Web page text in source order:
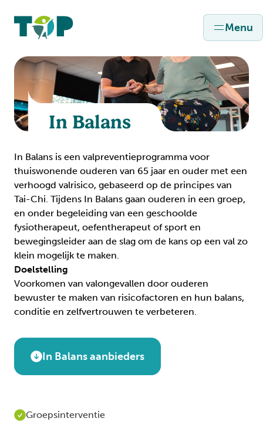
Menu
In Balans
In Balans is een valpreventieprogramma voor
thuiswonende ouderen van 65 jaar en ouder met een
verhoogd valrisico, gebaseerd op de principes van
Tai-Chi. Tijdens In Balans gaan ouderen in een groep,
en onder begeleiding van een geschoolde
fysiotherapeut, oefentherapeut of sport en
bewegingsleider aan de slag om de kans op een val zo
klein mogelijk te maken.
Doelstelling
Voorkomen van valongevallen door ouderen
bewuster te maken van risicofactoren en hun balans,
conditie en zelfvertrouwen te verbeteren.
In Balans aanbieders
Groepsinterventie